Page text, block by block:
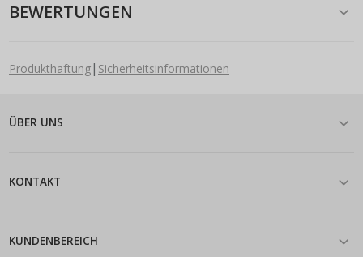
BEWERTUNGEN
Produkthaftung| Sicherheitsinformationen
ÜBER UNS
KONTAKT
KUNDENBEREICH